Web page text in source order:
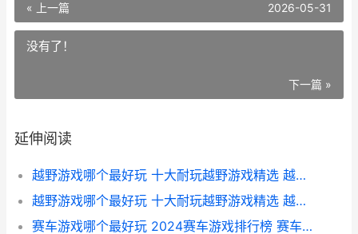
« 上一篇 2026-05-31
没有了！
下一篇 »
延伸阅读
越野游戏哪个最好玩 十大耐玩越野游戏精选 越野好玩
越野游戏哪个最好玩 十大耐玩越野游戏精选 越野车越野游戏
赛车游戏哪个最好玩 2024赛车游戏排行榜 赛车游戏哪个最厉害